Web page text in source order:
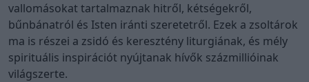
vallomásokat tartalmaznak hitről, kétségekről,
bűnbánatról és Isten iránti szeretetről. Ezek a zsoltárok
ma is részei a zsidó és keresztény liturgiának, és mély
spirituális inspirációt nyújtanak hívők százmillióinak
világszerte.